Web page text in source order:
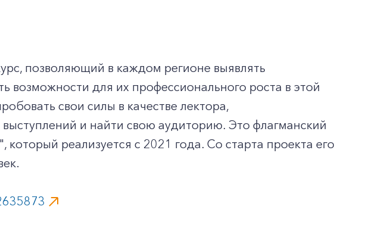
позволяющий в каждом регионе выявлять
возможности для их профессионального роста в этой
свои силы в качестве лектора,
и найти свою аудиторию. Это флагманский
который реализуется с 2021 года. Со старта проекта его